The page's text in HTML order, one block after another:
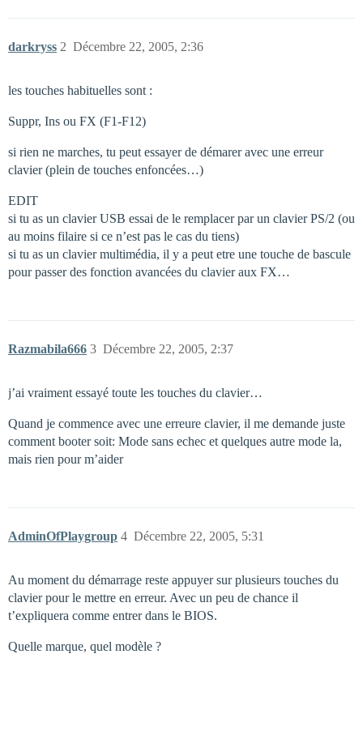
darkryss Décembre 22, 2005, 2:36
2
les touches habituelles sont :
Suppr, Ins ou FX (F1-F12)
si rien ne marches, tu peut essayer de démarer avec une erreur
clavier (plein de touches enfoncées…)
EDIT
si tu as un clavier USB essai de le remplacer par un clavier PS/2 (ou
au moins filaire si ce n’est pas le cas du tiens)
si tu as un clavier multimédia, il y a peut etre une touche de bascule
pour passer des fonction avancées du clavier aux FX…
Razmabila666 Décembre 22, 2005, 2:37
3
j’ai vraiment essayé toute les touches du clavier…
Quand je commence avec une erreure clavier, il me demande juste
comment booter soit: Mode sans echec et quelques autre mode la,
mais rien pour m’aider
AdminOfPlaygroup Décembre 22, 2005, 5:31
4
Au moment du démarrage reste appuyer sur plusieurs touches du
clavier pour le mettre en erreur. Avec un peu de chance il
t’expliquera comme entrer dans le BIOS.
Quelle marque, quel modèle ?